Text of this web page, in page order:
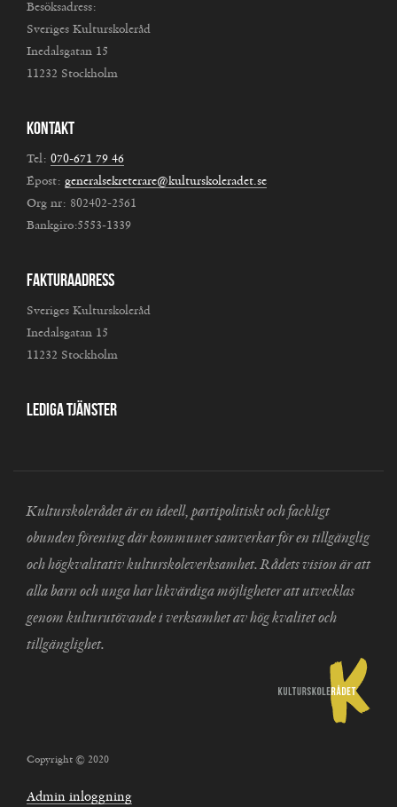
Besöksadress:
Sveriges Kulturskoleråd
Inedalsgatan 15
11232 Stockholm
Kontakt
Tel: 070-671 79 46
Epost: generalsekreterare@kulturskoleradet.se
Org nr: 802402-2561
Bankgiro:5553-1339
Fakturaadress
Sveriges Kulturskoleråd
Inedalsgatan 15
11232 Stockholm
Lediga tjänster
Kulturskolerådet är en ideell, partipolitiskt och fackligt
obunden förening där kommuner samverkar för en tillgänglig
och högkvalitativ kulturskoleverksamhet. Rådets vision är att
alla barn och unga har likvärdiga möjligheter att utvecklas
genom kulturutövande i verksamhet av hög kvalitet och
tillgänglighet.
Copyright © 2020
Admin inloggning